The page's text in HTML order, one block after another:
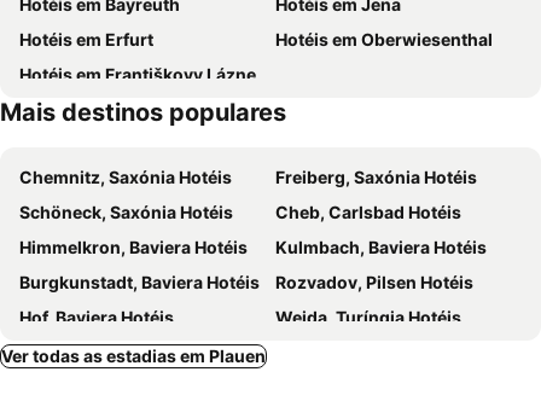
Hotéis em Bayreuth
Hotéis em Jena
Hotéis em Erfurt
Hotéis em Oberwiesenthal
Hotéis em Františkovy Lázne
Mais destinos populares
Chemnitz, Saxónia Hotéis
Freiberg, Saxónia Hotéis
Schöneck, Saxónia Hotéis
Cheb, Carlsbad Hotéis
Himmelkron, Baviera Hotéis
Kulmbach, Baviera Hotéis
Burgkunstadt, Baviera Hotéis
Rozvadov, Pilsen Hotéis
Hof, Baviera Hotéis
Weida, Turíngia Hotéis
Münchenbernsdorf, Turíngia Hotéis
Ver todas as estadias em Plauen